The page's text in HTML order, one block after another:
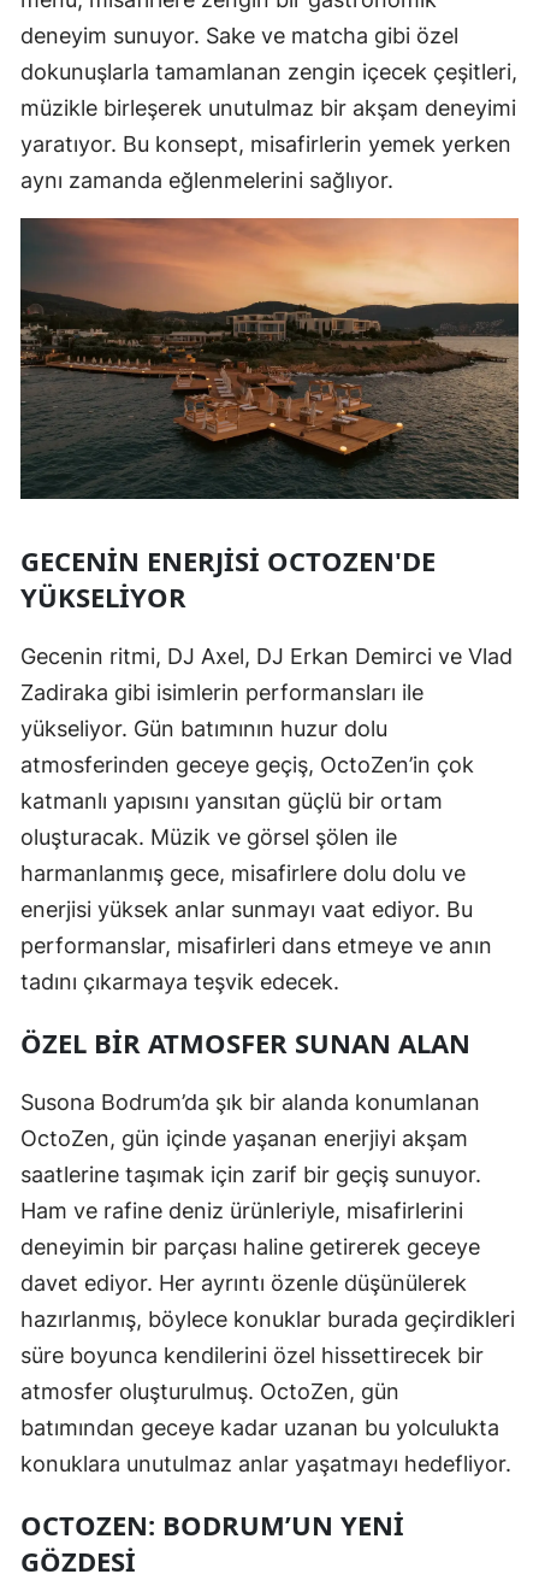
deneyim sunuyor. Sake ve matcha gibi özel
dokunuşlarla tamamlanan zengin içecek çeşitleri,
müzikle birleşerek unutulmaz bir akşam deneyimi
yaratıyor. Bu konsept, misafirlerin yemek yerken
aynı zamanda eğlenmelerini sağlıyor.
GECENIN ENERJISI OCTOZEN'DE
YÜKSELIYOR
Gecenin ritmi, DJ Axel, DJ Erkan Demirci ve Vlad
Zadiraka gibi isimlerin performansları ile
yükseliyor. Gün batımının huzur dolu
atmosferinden geceye geçiş, OctoZen’in çok
katmanlı yapısını yansıtan güçlü bir ortam
oluşturacak. Müzik ve görsel şölen ile
harmanlanmış gece, misafirlere dolu dolu ve
enerjisi yüksek anlar sunmayı vaat ediyor. Bu
performanslar, misafirleri dans etmeye ve anın
tadını çıkarmaya teşvik edecek.
ÖZEL BIR ATMOSFER SUNAN ALAN
Susona Bodrum’da şık bir alanda konumlanan
OctoZen, gün içinde yaşanan enerjiyi akşam
saatlerine taşımak için zarif bir geçiş sunuyor.
Ham ve rafine deniz ürünleriyle, misafirlerini
deneyimin bir parçası haline getirerek geceye
davet ediyor. Her ayrıntı özenle düşünülerek
hazırlanmış, böylece konuklar burada geçirdikleri
süre boyunca kendilerini özel hissettirecek bir
atmosfer oluşturulmuş. OctoZen, gün
batımından geceye kadar uzanan bu yolculukta
konuklara unutulmaz anlar yaşatmayı hedefliyor.
OCTOZEN: BODRUM’UN YENI
GÖZDESI